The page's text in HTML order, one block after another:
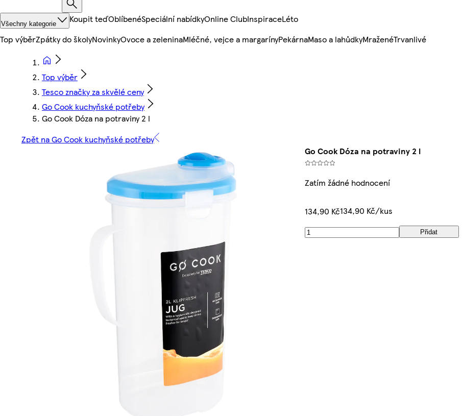
Všechny kategorie Koupit teďOblíbenéSpeciální nabídkyOnline ClubInspiraceLéto
Top výběrZpátky do školyNovinkyOvoce a zeleninaMléčné, vejce a margarínyPekárnaMaso a lahůdkyMraženéTrvanlivé
Top výběr
Tesco značky za skvělé ceny
Go Cook kuchyňské potřeby
Go Cook Dóza na potraviny 2 l
Zpět na Go Cook kuchyňské potřeby
Go Cook Dóza na potraviny 2 l
Zatím žádné hodnocení
134,90 Kč134,90 Kč/kus
Přidat